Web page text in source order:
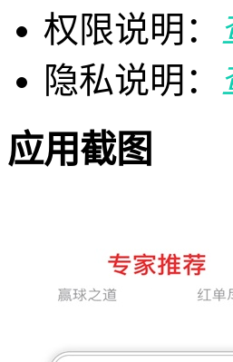
权限说明：
隐私说明：
应用截图